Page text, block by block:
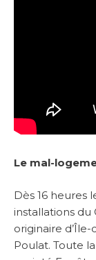
Le mal-
Dès 16 heures
installations du
originaire
Poulat. Toute